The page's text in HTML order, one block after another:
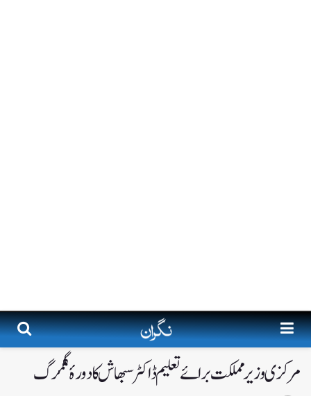
مرکزی وزیر مملکت برائے تعلیم ڈاکٹر سبھاش کادورۂ گلمرگ